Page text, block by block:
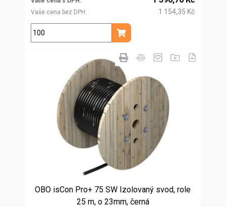
Vaše cena bez DPH
1 154,35 Kč
m
Přidat do košíku
OBO isCon Pro+ 75 SW Izolovaný svod, role
25 m, o 23mm, černá